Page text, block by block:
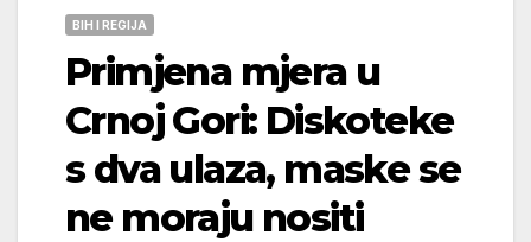
BIH I REGIJA
Primjena mjera u
Crnoj Gori: Diskoteke
s dva ulaza, maske se
ne moraju nositi